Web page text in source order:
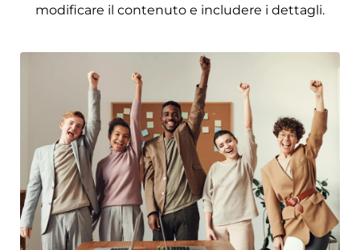
modificare il contenuto e includere i dettagli.